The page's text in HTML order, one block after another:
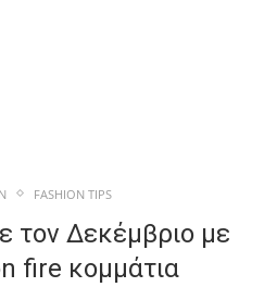
FASHION TIPS
τον Δεκέμβριο με
fire κομμάτια